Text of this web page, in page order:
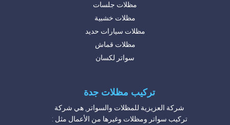
مظلات جلسات
مظلات خشبية
مظلات سيارات حديد
مظلات قماش
سواتر لكسان
تركيب مظلات جدة
شركة العزيزية للمظلات والسواتر, هي شركة
تركيب سواتر ومظلات وغيرها من الأعمال مثل :